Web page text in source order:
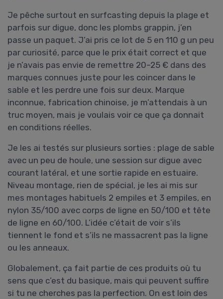
Je pêche surtout en surfcasting depuis la plage et
parfois sur digue, donc les plombs grappin, j’en
passe un paquet. J’ai pris ce lot de 5 en 110 g un peu
par curiosité, parce que le prix était correct et que
je n’avais pas envie de remettre 20–25 € dans des
marques connues juste pour les coincer dans le
sable et les perdre une fois sur deux. Marque
inconnue, fabrication chinoise, je m’attendais à un
truc moyen, mais je voulais voir ce que ça donnait
en conditions réelles.
Je les ai testés sur plusieurs sorties : plage de sable
avec un peu de houle, une session sur digue avec
courant latéral, et une sortie rapide en estuaire.
Niveau montage, rien de spécial, je les ai mis sur
mes montages habituels 2 empiles et 3 empiles, en
nylon 35/100 avec corps de ligne en 50/100 et tête
de ligne en 60/100. L’idée c’était de voir s’ils
tiennent le fond et s’ils ne massacrent pas la ligne
ou les anneaux.
Globalement, ça fait partie de ces produits où tu
sens que c’est du basique, mais qui peuvent suffire
si tu ne cherches pas la perfection. On est loin des